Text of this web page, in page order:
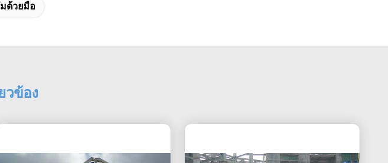
ด้วยมือ
วข้อง